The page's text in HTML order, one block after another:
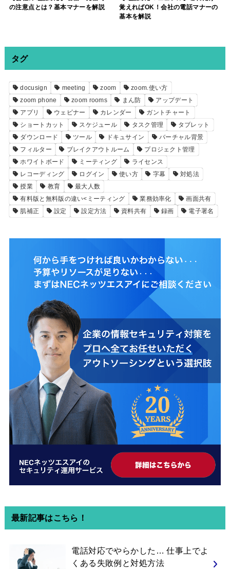
の注意点とは？基本マナーを解説
覚えればOK！会社の電話マナーの
基本を解説
タグ
docusign meeting zoom
zoom.使い方
zoom phone
zoom rooms まん防
アップデート
アプリ
ウェビナー カレンダー
ガントチャート
ショートカット
スケジュール タスク管理
タブレット
ダウンロード
ツール ドキュサイン
バーチャル背景
フィルター
ブレイクアウトルーム
プロジェクト管理
ホワイトボード
ミーティング
ライセンス
レコーディング
ログイン 使い方 字幕
対処法
授業
教育
最大人数
有料版と無料版の違い<ミーティング
業務効率化
画面共有
肌補正
設定 設定方法 資料共有 録画 電子署名
最新記事はこちら！
電話対応でやらかした… 仕事上でよ
くある失敗例と対処方法